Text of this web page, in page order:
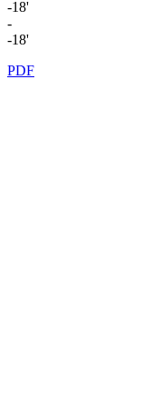
-18'
-
-18'
PDF